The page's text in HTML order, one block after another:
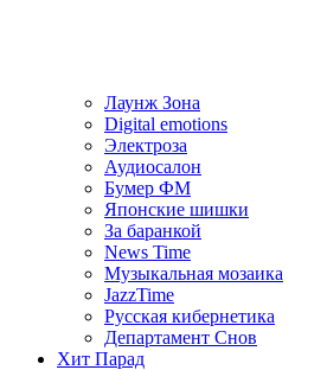
Лаунж Зона
Digital emotions
Электроза
Аудиосалон
Бумер ФМ
Японскиe шишки
За баранкой
News Time
Музыкальная мозаика
JazzTime
Русская кибернетика
Департамент Снов
Хит Парад